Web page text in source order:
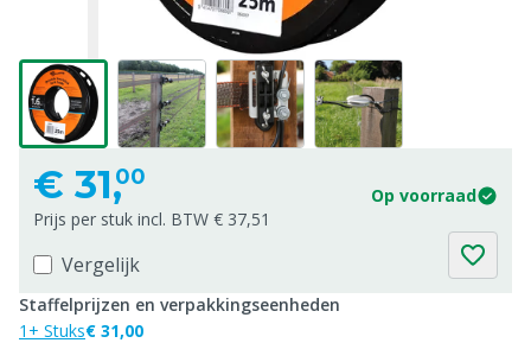
€ 31,00
Op voorraad
Prijs per stuk incl. BTW € 37,51
Vergelijk
Staffelprijzen en verpakkingseenheden
1+ Stuks€ 31,00